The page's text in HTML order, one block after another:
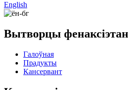
English
Вытворцы
Галоўная
Прадукты
Кансервант